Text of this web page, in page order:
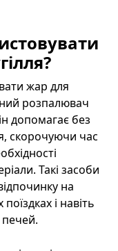
жар для
розпалювач
допомагає без
скорочуючи час
Такі засоби
на
і навіть